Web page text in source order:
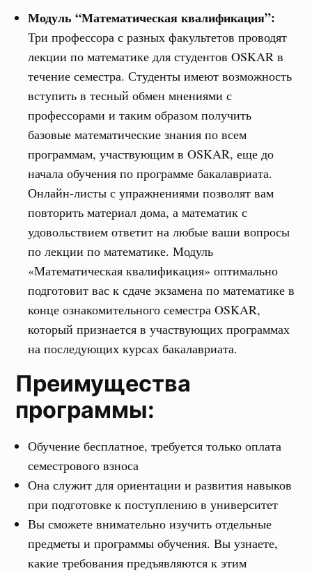
Модуль “Математическая квалификация”:
Три профессора с разных факультетов проводят
лекции по математике для студентов OSKAR в
течение семестра. Студенты имеют возможность
вступить в тесный обмен мнениями с
профессорами и таким образом получить
базовые математические знания по всем
программам, участвующим в OSKAR, еще до
начала обучения по программе бакалавриата.
Онлайн-листы с упражнениями позволят вам
повторить материал дома, а математик с
удовольствием ответит на любые ваши вопросы
по лекции по математике. Модуль
«Математическая квалификация» оптимально
подготовит вас к сдаче экзамена по математике в
конце ознакомительного семестра OSKAR,
который признается в участвующих программах
на последующих курсах бакалавриата.
Преимущества
программы:
Обучение бесплатное, требуется только оплата
семестрового взноса
Она служит для ориентации и развития навыков
при подготовке к поступлению в университет
Вы сможете внимательно изучить отдельные
предметы и программы обучения. Вы узнаете,
какие требования предъявляются к этим